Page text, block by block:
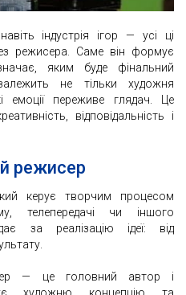
індустрія ігор — усі ці
режисера. Саме він формує
яким буде фінальний
не тільки художня
емоції переживе глядач. Це
відповідальність і
режисер
керує творчим процесом
телепередачі чи іншого
за реалізацію ідеї: від
— це головний автор і